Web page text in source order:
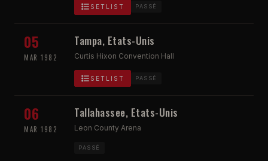
SETLIST PASSÉ
05
MAR 1982
Tampa, Etats-Unis
Curtis Hixon Convention Hall
SETLIST PASSÉ
06
MAR 1982
Tallahassee, Etats-Unis
Leon County Arena
PASSÉ